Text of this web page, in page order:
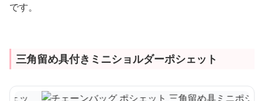
です。
三角留め具付きミニショルダーポシェット